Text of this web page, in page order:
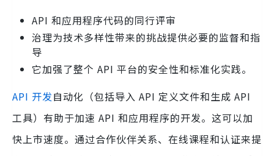
API 和应用程序代码的同行评审
治理为技术多样性带来的挑战提供必要的监督和指
导
它加强了整个 API 平台的安全性和标准化实践。
API 开发自动化（包括导入 API 定义文件和生成 API
工具）有助于加速 API 和应用程序的开发。这可以加
快上市速度。通过合作伙伴关系、在线课程和认证来提